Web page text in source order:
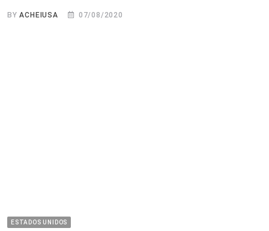
BYACHEIUSA 07/08/2020
ESTADOS UNIDOS